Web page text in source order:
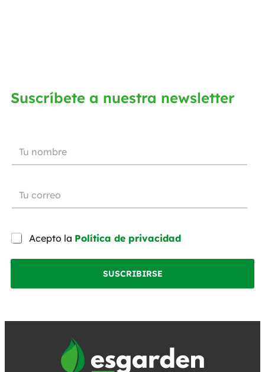
Suscríbete a nuestra newsletter
Acepto la Política de privacidad
SUSCRIBIRSE